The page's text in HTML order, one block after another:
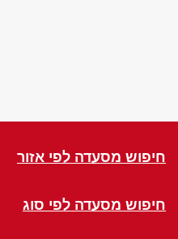
חיפוש מסעדה לפי אזור
חיפוש מסעדה לפי סוג